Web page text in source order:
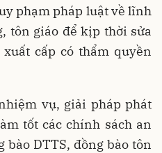
phạm pháp luật về lĩnh
tôn giáo để kịp thời sửa
cấp có thẩm quyền
vụ, giải pháp phát
tốt các chính sách an
DTTS, đồng bào tôn